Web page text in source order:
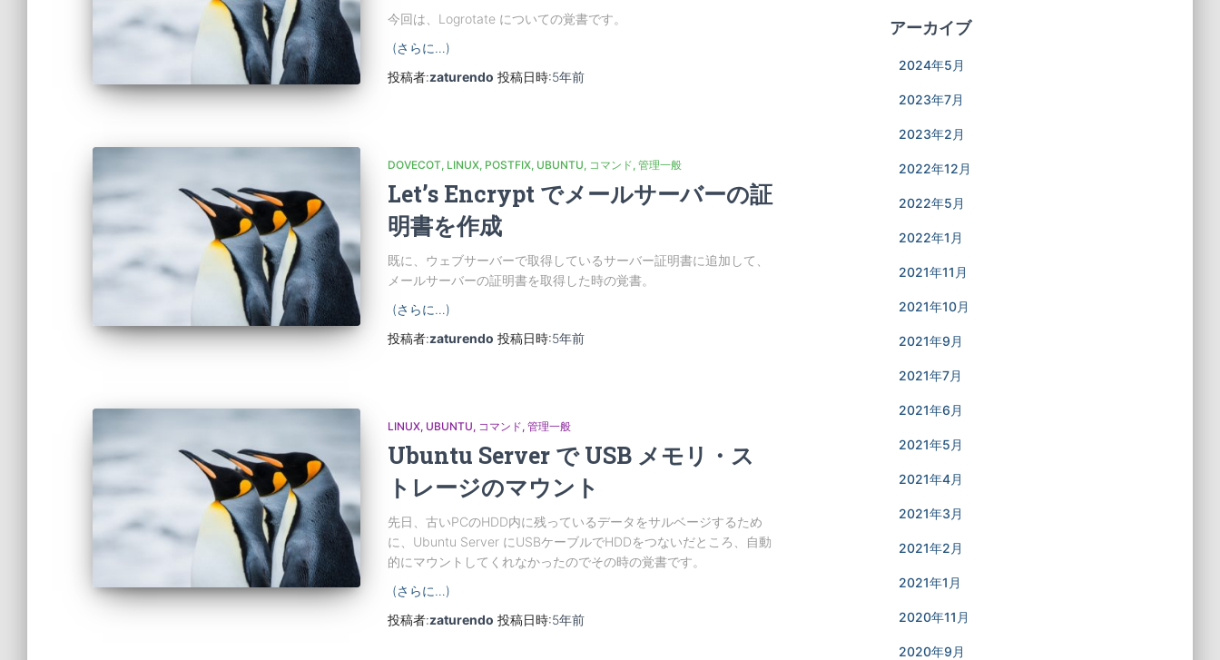
今回は、Logrotate についての覚書です。
(さらに…)
投稿者:zaturendo 投稿日時:5年前
DOVECOT LINUX POSTFIX UBUNTU コマンド 管理一般
Let’s Encrypt でメールサーバーの証
明書を作成
既に、ウェブサーバーで取得しているサーバー証明書に追加して、
メールサーバーの証明書を取得した時の覚書。
(さらに…)
投稿者:zaturendo 投稿日時:5年前
LINUX UBUNTU コマンド 管理一般
Ubuntu Server で USB メモリ・ス
トレージのマウント
先日、古いPCのHDD内に残っているデータをサルベージするため
に、Ubuntu Server にUSBケーブルでHDDをつないだところ、自動
的にマウントしてくれなかったのでその時の覚書です。
(さらに…)
投稿者:zaturendo 投稿日時:5年前
アーカイブ
2024年5月
2023年7月
2023年2月
2022年12月
2022年5月
2022年1月
2021年11月
2021年10月
2021年9月
2021年7月
2021年6月
2021年5月
2021年4月
2021年3月
2021年2月
2021年1月
2020年11月
2020年9月